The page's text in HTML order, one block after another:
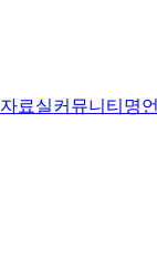
자료실커뮤니티 명언